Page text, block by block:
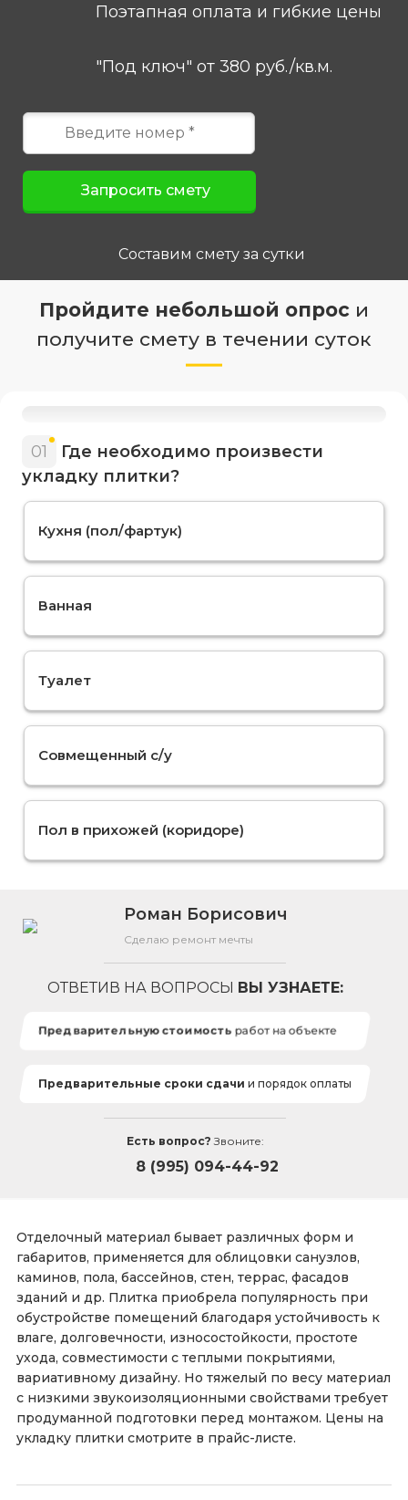
Поэтапная оплата и гибкие цены
"Под ключ" от 380 руб./кв.м.
Составим смету за сутки
Пройдите небольшой опрос и
получите смету в течении суток
Роман Борисович
Сделаю ремонт мечты
ОТВЕТИВ НА ВОПРОСЫ ВЫ УЗНАЕТЕ:
Предварительную стоимость работ на объекте
Предварительные сроки сдачи и порядок оплаты
Есть вопрос? Звоните:
8 (995) 094-44-92
01
Где необходимо произвести
укладку плитки?
Кухня (пол/фартук)
Ванная
Туалет
Совмещенный с/у
Пол в прихожей (коридоре)
Отделочный материал бывает различных форм и
габаритов, применяется для облицовки санузлов,
каминов, пола, бассейнов, стен, террас, фасадов
зданий и др. Плитка приобрела популярность при
обустройстве помещений благодаря устойчивость к
влаге, долговечности, износостойкости, простоте
ухода, совместимости с теплыми покрытиями,
вариативному дизайну. Но тяжелый по весу материал
с низкими звукоизоляционными свойствами требует
продуманной подготовки перед монтажом. Цены на
укладку плитки смотрите в прайс-листе.